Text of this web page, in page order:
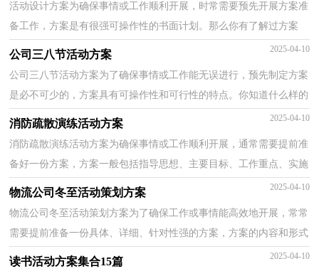
活动设计方案为确保事情或工作顺利开展，时常需要预先开展方案准
备工作，方案是有很强可操作性的书面计划。那么你有了解过方案
吗？以下是小编整理的活动设计方案，欢迎大家借鉴与参...
公司三八节活动方案 2025-04-10
公司三八节活动方案为了确保事情或工作能无误进行，预先制定方案
是必不可少的，方案具有可操作性和可行性的特点。你知道什么样的
方案才能切实地帮助到我们吗？下面是小编整理的公...
消防疏散演练活动方案 2025-04-10
消防疏散演练活动方案为确保事情或工作顺利开展，通常需要提前准
备好一份方案，方案一般包括指导思想、主要目标、工作重点、实施
步骤、政策措施、具体要求等项目。那么制定方案...
物流公司冬至活动策划方案 2025-04-10
物流公司冬至活动策划方案为了确保工作或事情能高效地开展，常常
需要提前准备一份具体、详细、针对性强的方案，方案的内容和形式
都要围绕着主题来展开，最终达到预期的效果和意义...
读书活动方案集合15篇 2025-04-10